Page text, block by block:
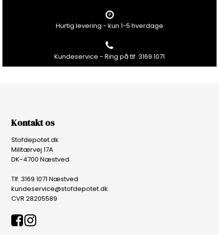
Hurtig levering - kun 1-5 hverdage
Kundeservice - Ring på tlf. 3169 1071
Kontakt os
Stofdepotet.dk
Militærvej 17A
DK-4700 Næstved
Tlf. 3169 1071 Næstved
kundeservice@stofdepotet.dk
CVR 28205589